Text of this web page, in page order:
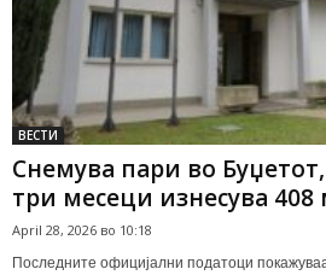
ВЕСТИ
Снемува пари во
три месеци изнесува
April 28, 2026 во 10:18
Последните официјални податоци